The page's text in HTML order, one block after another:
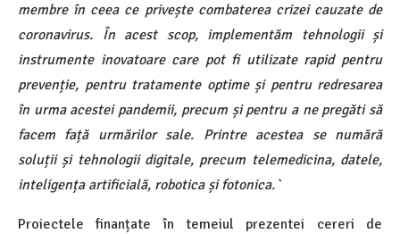
membre în ceea ce privește combaterea crizei cauzate de
coronavirus. În acest scop, implementăm tehnologii și
instrumente inovatoare care pot fi utilizate rapid pentru
prevenție, pentru tratamente optime și pentru redresarea
în urma acestei pandemii, precum și pentru a ne pregăti să
facem față urmărilor sale. Printre acestea se numără
soluții și tehnologii digitale, precum telemedicina, datele,
inteligența artificială, robotica și fotonica.`
Proiectele finanțate în temeiul prezentei cereri de